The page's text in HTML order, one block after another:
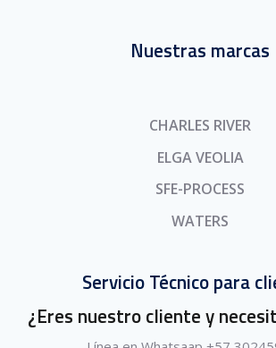
Nuestras marcas
CHARLES RIVER
ELGA VEOLIA
SFE-PROCESS
WATERS
Servicio Técnico para
¿Eres nuestro cliente y